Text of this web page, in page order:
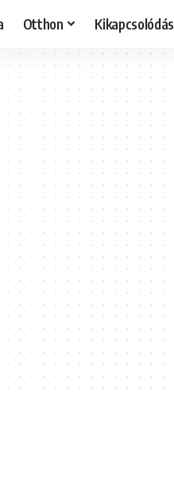
Otthon Kikapcsolódás